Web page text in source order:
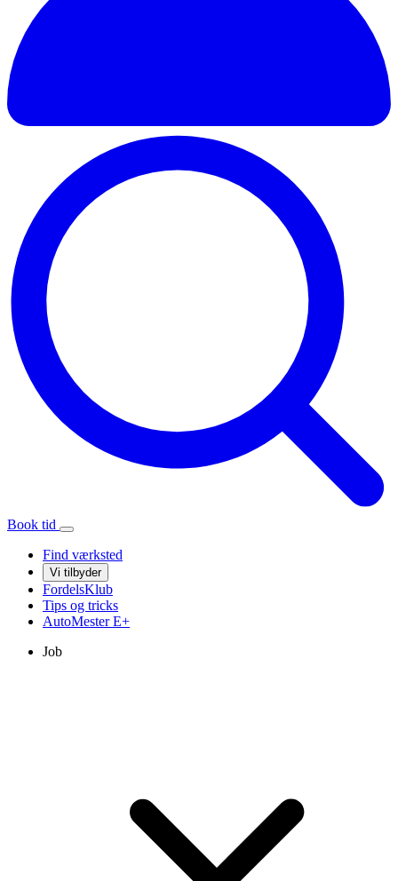
Book tid
Find værksted
Vi tilbyder
FordelsKlub
Tips og tricks
AutoMesterE+
Job